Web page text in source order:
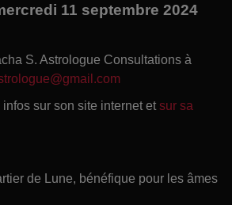
11 septembre 2024
S. Astrologue Consultations à
sur son site internet et sur sa
de Lune, bénéfique pour les âmes